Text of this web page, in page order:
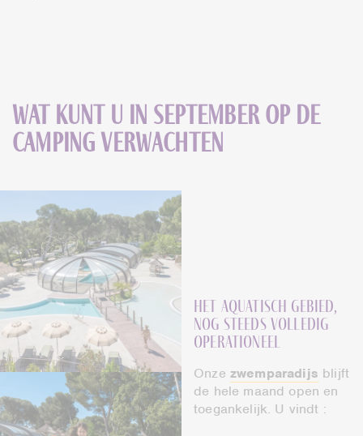
Wat kunt u in september op de
camping verwachten
Het aquatisch gebied,
nog steeds volledig
operationeel
Onze zwemparadijs blijft
de hele maand open en
toegankelijk. U vindt :